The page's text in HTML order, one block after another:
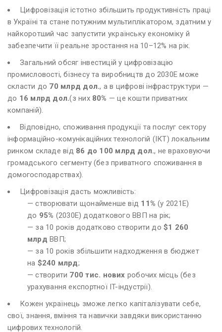
Цифровізація істотно збільшить продуктивність праці
в Україні та стане потужним мультиплікатором, здатним у
найкоротший час запустити українську економіку й
забезпечити її реальне зростання на 10–12% на рік.
Загальний обсяг інвестицій у цифровізацію
промисловості, бізнесу та виробництв до 2030Е може
скласти до 70 млрд дол., а в цифрові інфраструктури —
до 16 млрд дол.(з них 80% — це кошти приватних
компаній).
Відповідно, споживання продукції та послуг сектору
інформаційно-комунікаційних технологій (ІКТ) локальним
ринком складе від 86 до 100 млрд дол., не враховуючи
громадського сегменту (без приватного споживання в
домогосподарствах).
Цифровізація дасть можливість:
— створювати щонайменше від 11% (у 2021Е)
до 95% (2030Е) додаткового ВВП на рік;
— за 10 років додатково створити до$1 260
млрд ВВП;
— за 10 років збільшити надходження в бюджет
на $240 млрд;
— створити 700 тис. нових робочих місць (без
урахування експортної IT-індустрії).
Кожен українець зможе легко капіталізувати себе,
свої, знання, вміння та навички завдяки використанню
цифрових технологій.